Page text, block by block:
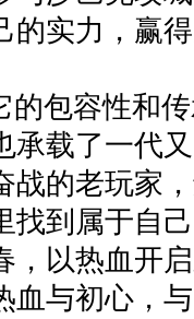
的实力，赢
的包容性和
承载了一代
战的老玩家
找到属于自
，以热血开
血与初心，